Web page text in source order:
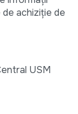
achiziție de
USM